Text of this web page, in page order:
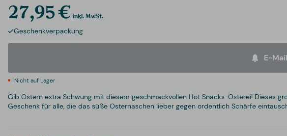
27,95 € inkl. MwSt.
Geschenkverpackung
E-
Nicht auf Lager
Gib Ostern extra Schwung mit diesem geschmackvollen Hot Snacks-Osterei! Dieses
Geschenk für alle, die das süße Osternaschen lieber gegen ordentlich Schärfe